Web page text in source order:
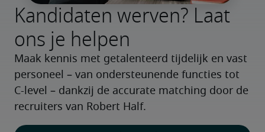
Kandidaten werven? Laat
ons je helpen
Maak kennis met getalenteerd tijdelijk en vast
personeel – van ondersteunende functies tot
C-level – dankzij de accurate matching door de
recruiters van Robert Half.